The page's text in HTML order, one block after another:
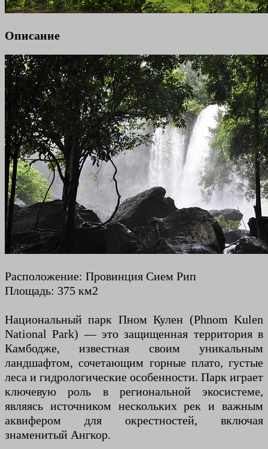
Описание
Расположение: Провинция Сием Рип
Площадь: 375 км2
Национальный парк Пном Кулен (Phnom Kulen
National Park) — это защищенная территория в
Камбодже, известная своим уникальным
ландшафтом, сочетающим горные плато, густые
леса и гидрологические особенности. Парк играет
ключевую роль в региональной экосистеме,
являясь источником нескольких рек и важным
аквифером для окрестностей, включая
знаменитый Ангкор.